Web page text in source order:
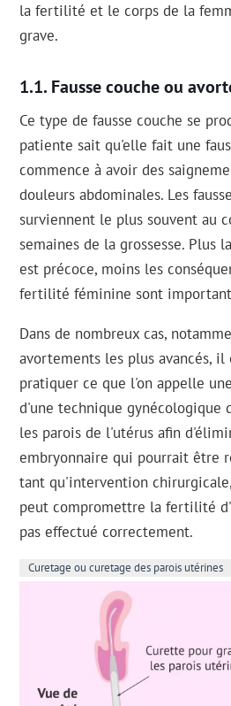
la fertilité et le corps de la
grave.
Fausse couche ou
Ce type de fausse couche se
patiente sait qu'elle fait une
commence à avoir des
douleurs abdominales. Les
surviennent le plus souvent au
semaines de la grossesse. Plus
est précoce, moins les
fertilité féminine sont
Dans de nombreux cas,
avortements les plus avancés, il
pratiquer ce que l'on appelle
d'une technique gynécologique
les parois de l'utérus afin
embryonnaire qui pourrait être
tant qu'intervention
peut compromettre la fertilité
pas effectué correctement.
Curetage ou curetage des parois utérines